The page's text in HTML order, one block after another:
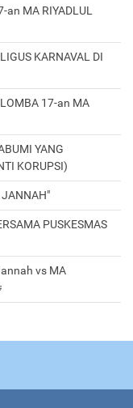
MA RIYADLUL
KARNAVAL DI
LOMBA 17-an MA
YANG
KORUPSI)
JANNAH"
PUSKESMAS
vs MA